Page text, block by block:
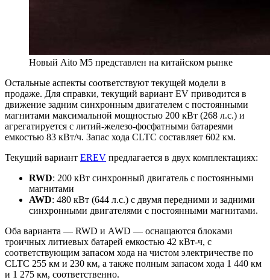
Новый Aito M5 представлен на китайском рынке
Остальные аспекты соответствуют текущей модели в
продаже. Для справки, текущий вариант EV приводится в
движение задним синхронным двигателем с постоянными
магнитами максимальной мощностью 200 кВт (268 л.с.) и
агрегатируется с литий-железо-фосфатными батареями
емкостью 83 кВт/ч. Запас хода CLTC составляет 602 км.
Текущий вариант EREV предлагается в двух комплектациях:
RWD: 200 кВт синхронный двигатель с постоянными
магнитами
AWD: 480 кВт (644 л.с.) с двумя передними и задними
синхронными двигателями с постоянными магнитами.
Оба варианта — RWD и AWD — оснащаются блоками
троичных литиевых батарей емкостью 42 кВт-ч, с
соответствующим запасом хода на чистом электричестве по
CLTC 255 км и 230 км, а также полным запасом хода 1 440 км
и 1 275 км, соответственно.